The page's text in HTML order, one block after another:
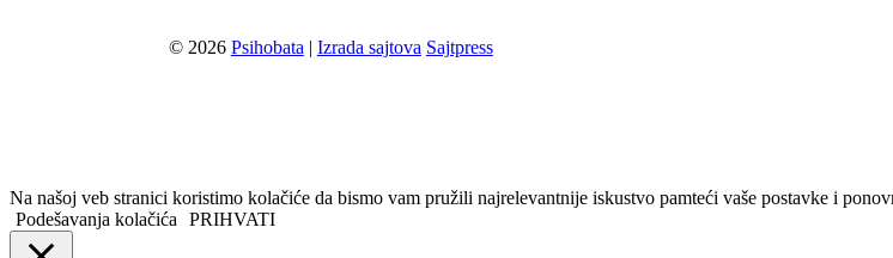
© 2026 Psihobata | Izrada sajtova Sajtpress
Na našoj veb stranici koristimo kolačiće da bismo vam pružili najrelevantnije iskustvo pamteći vaše postavke i
Podešavanja kolačića
PRIHVATI